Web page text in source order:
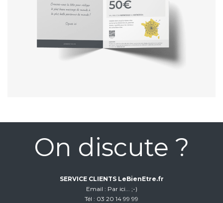
On discute ?
SERVICE CLIENTS LeBienEtre.fr
Email
Par ici... ;-)
Tél
03 20 14 99 99